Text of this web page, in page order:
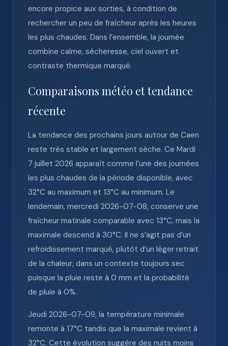
encore propice aux sorties, à condition de
rechercher un peu de fraîcheur après les heures
les plus chaudes. Dans l’ensemble, la journée
combine calme, sécheresse, ciel ouvert et
contraste thermique marqué.
Comparaisons météo et tendance
récente
La tendance des prochains jours autour de Caen
reste très stable et largement sèche. Ce Mardi
7 juillet 2026 apparaît comme l’une des journées
les plus chaudes de la période disponible, avec
32°C au maximum et 13°C au minimum. Le
lendemain, mercredi 2026-07-08, conserve une
fraîcheur matinale comparable avec 13°C, mais la
maximale descend à 30°C. Il ne s’agit pas d’un
refroidissement marqué, plutôt d’un léger retrait
de la chaleur, dans un contexte toujours sec
puisque la pluie reste à 0 mm et la probabilité
de pluie à 0%.
Jeudi 2026-07-09, la température minimale
remonte à 17°C tandis que la maximale revient à
32°C. Cette évolution suggère des nuits moins